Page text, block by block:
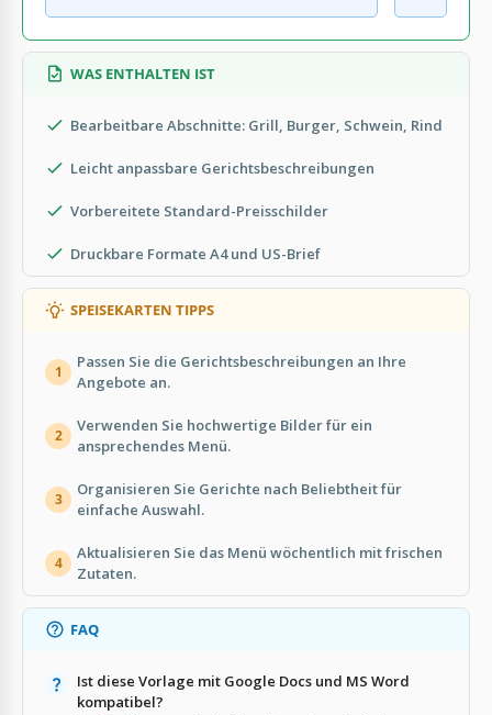
WAS ENTHALTEN IST
Bearbeitbare Abschnitte: Grill, Burger, Schwein, Rind
Leicht anpassbare Gerichtsbeschreibungen
Vorbereitete Standard-Preisschilder
Druckbare Formate A4 und US-Brief
SPEISEKARTEN TIPPS
1
Passen Sie die Gerichtsbeschreibungen an Ihre
Angebote an.
2
Verwenden Sie hochwertige Bilder für ein
ansprechendes Menü.
3
Organisieren Sie Gerichte nach Beliebtheit für
einfache Auswahl.
4
Aktualisieren Sie das Menü wöchentlich mit frischen
Zutaten.
FAQ
Ist diese Vorlage mit Google Docs und MS Word
kompatibel?